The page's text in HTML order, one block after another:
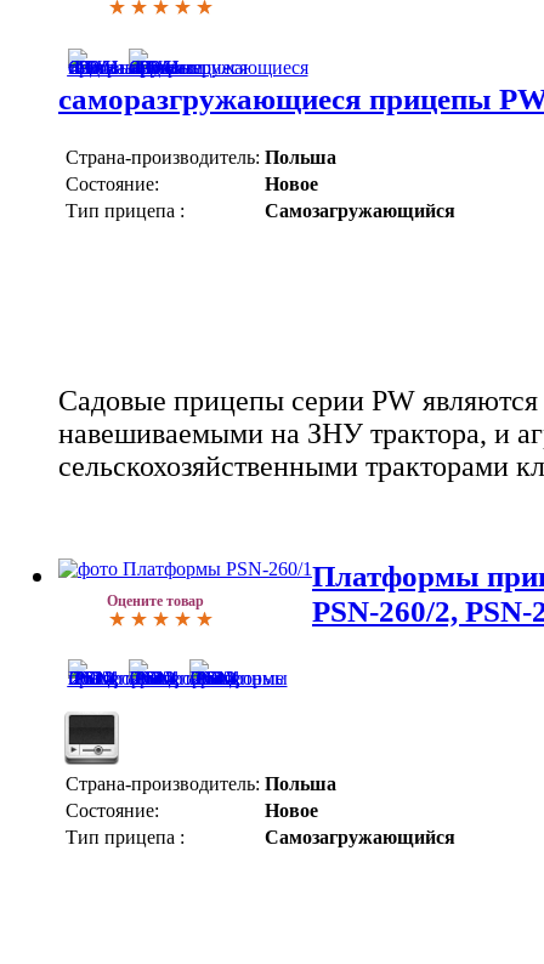
саморазгружающиеся прицепы
Страна-производитель: Польша
Состояние:
Новое
Тип прицепа :
Самозагружающийся
Садовые прицепы серии PW
навешиваемыми на ЗНУ трактора, и
сельскохозяйственными тракторами
Оцените товар
Платформы
PSN-260/2, PSN-
Страна-производитель: Польша
Состояние:
Новое
Тип прицепа :
Самозагружающийся